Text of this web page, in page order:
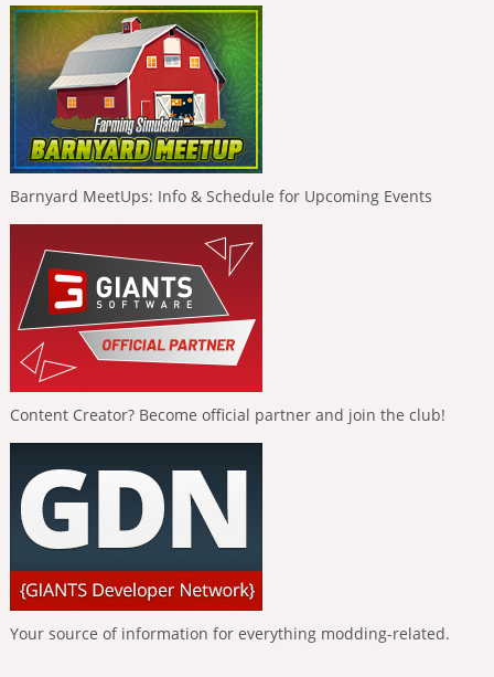
Barnyard MeetUps: Info & Schedule for Upcoming Events
Content Creator? Become official partner and join the club!
Your source of information for everything modding-related.